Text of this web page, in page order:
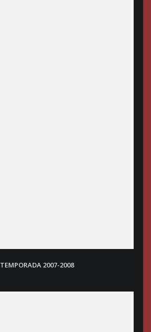
TEMPORADA 2007-2008